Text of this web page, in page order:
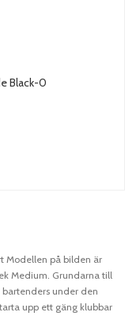
som bartenders
att njuta av härliga
och ge maximal
Modellen på bilden är
Medium. Grundarna till
under den
upp ett gäng klubbar